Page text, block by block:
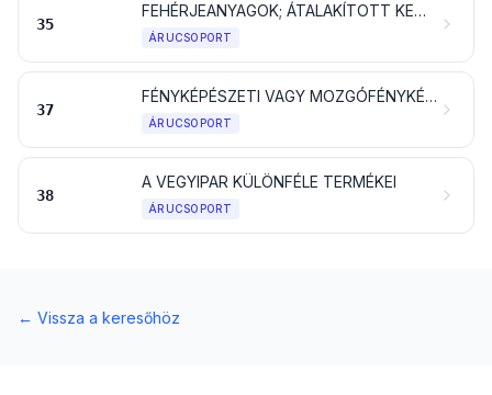
35
FEHÉRJEANYAGOK; ÁTALAKÍTOTT KEMÉNYÍTŐK; ENYVEK; ENZIMEK
ÁRUCSOPORT
37
FÉNYKÉPÉSZETI VAGY MOZGÓFÉNYKÉPÉSZETI TERMÉKEK
ÁRUCSOPORT
38
A VEGYIPAR KÜLÖNFÉLE TERMÉKEI
ÁRUCSOPORT
← Vissza a keresőhöz